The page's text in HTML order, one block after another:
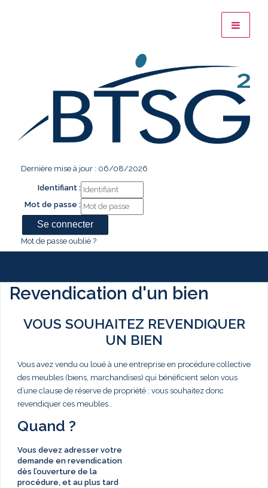
Dernière mise à jour : 06/08/2026
Identifiant :
Mot de passe :
Mot de passe oublié ?
Revendication d'un bien
VOUS SOUHAITEZ REVENDIQUER
UN BIEN
Vous avez vendu ou loué à une entreprise en procédure collective
des meubles (biens, marchandises) qui bénéficient selon vous
d’une clause de réserve de propriété ; vous souhaitez donc
revendiquer ces meubles..
Quand ?
Vous devez adresser votre
demande en revendication
dès l’ouverture de la
procédure, et au plus tard